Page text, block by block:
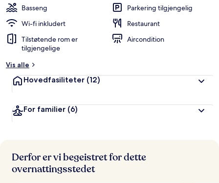
Basseng
Parkering tilgjengelig
Wi-fi inkludert
Restaurant
Tilstøtende rom er
tilgjengelige
Aircondition
Vis alle
Hovedfasiliteter (12)
For familier (6)
Derfor er vi begeistret for dette
overnattingsstedet